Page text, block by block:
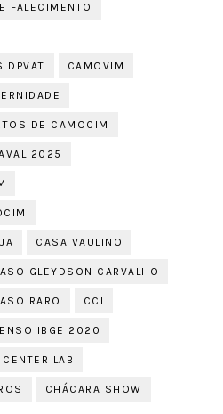
FALECIMENTO
DPVAT CAMOVIM
DE CAMOCIM
2025
CASA VAULINO
GLEYDSON CARVALHO
RARO CCI
IBGE 2020
CENTER LAB
CHÁCARA SHOW